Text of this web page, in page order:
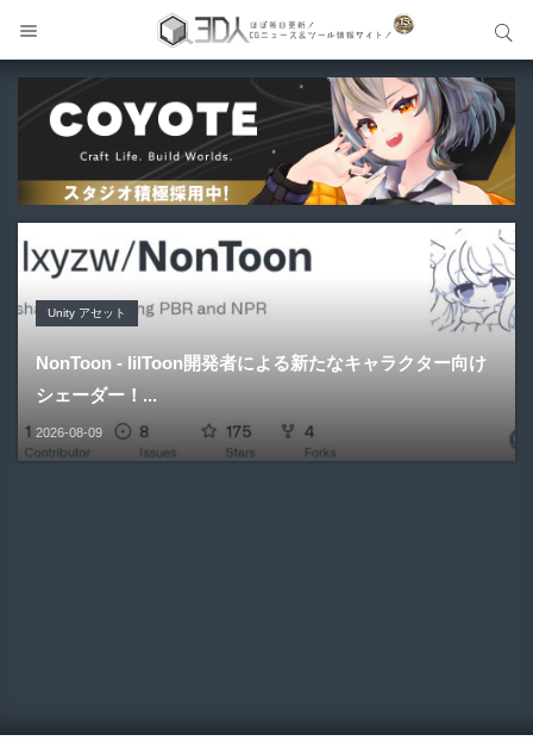
Unity アセット
NonToon - lilToon開発者による新たなキャラクター向け
シェーダー！...
2026-08-09
Unity アセット
MingToon | 影・逆光・深度表現にこだわったVRChat＆
Warudo向...
2026-08-09
Blender アドオン
FreePencil2 | 榊正宗氏による輪郭線描画Blenderアドオ
ンの新バ...
2026-08-09
メイキング
GPT-Live × UE5 VR | 会話して触れて反応するAIキャラク
ター！...
2026-08-09
Blender アドオン
HairStyler | Blender向けヘアー作成支援アドオンが新登
場！
2026-08-09
サイト内検索